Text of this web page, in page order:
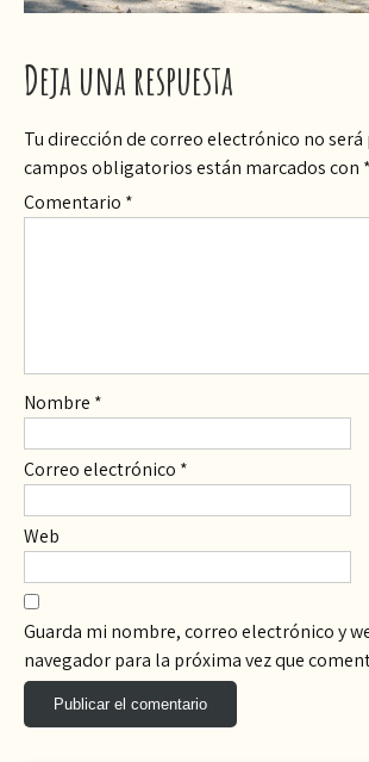
Deja una respuesta
Tu dirección de correo electrónico no será
campos obligatorios están marcados con *
Comentario *
Nombre *
Correo electrónico *
Web
Guarda mi nombre, correo electrónico y
navegador para la próxima vez que